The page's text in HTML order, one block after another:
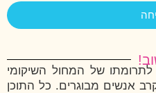
של המחול השיקומי
אנשים מבוגרים. כל התוכן